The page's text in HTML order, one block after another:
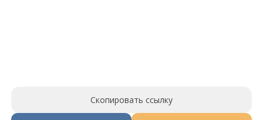
Скопировать ссылку